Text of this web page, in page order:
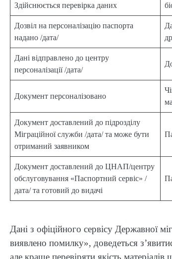
Здійснюється перевірка даних
Дозвіл на персоналізацію паспорта
надано /дата/
Дані відправлено до центру
персоналізації /дата/
Документ персоналізовано
Документ доставлений до підрозділу
Міграційної служби /дата/ та може бути
отриманий заявником
Документ доставлений до ЦНАП/центру
обслуговування «Паспортний сервіс» /
дата/ та готовий до видачі
Дані з офіційного сервісу Державної
виявлено помилку», доведеться
але краще перевіряти якість матеріалів